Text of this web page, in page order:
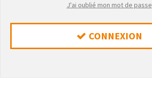
J'ai oublié mon mot de passe
CONNEXION